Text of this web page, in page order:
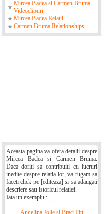
Mircea Badea si Carmen Bruma
Videoclipuri
Mircea Badea Relatii
Carmen Bruma Relationships
Aceasta pagina va ofera detalii despre
Mircea Badea si Carmen Bruma.
Daca doriti sa contribuiti cu lucruri
inedite despre relatia lor, va rugam sa
faceti click pe [editeaza] si sa adaugati
descriere sau istoricul relatiei.
Iata un exemplu :
Angelina Jolie si Brad Pitt